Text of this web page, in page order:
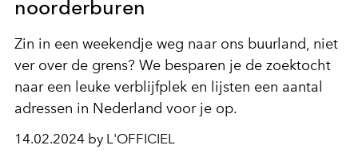
noorderburen
Zin in een weekendje weg naar ons buurland, niet
ver over de grens? We besparen je de zoektocht
naar een leuke verblijfplek en lijsten een aantal
adressen in Nederland voor je op.
14.02.2024 by L'OFFICIEL